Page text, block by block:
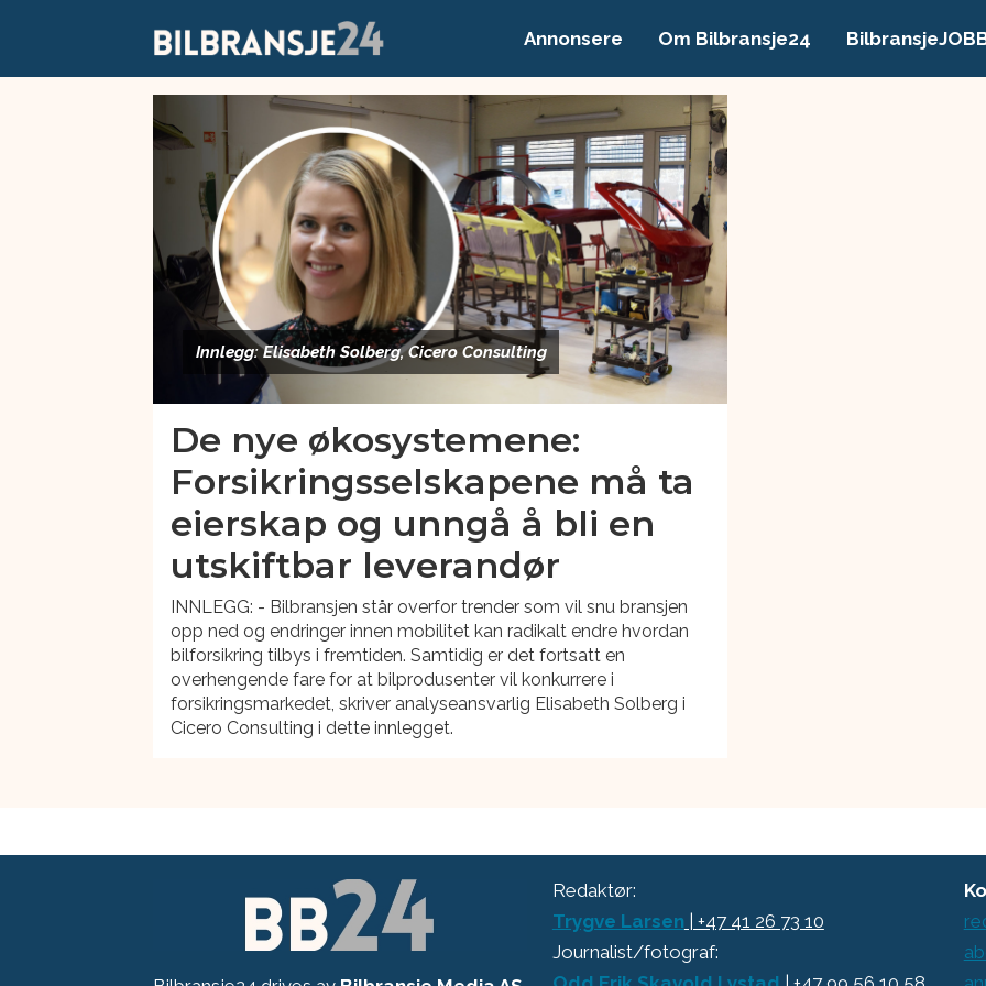
Annonsere Om Bilbransje24
consulting
Innlegg: Elisabeth Solberg, Cicero Consulting
De nye økosystemene:
Forsikringsselskapene må ta
eierskap og unngå å bli en
utskiftbar leverandør
INNLEGG: - Bilbransjen står overfor trender som vil snu bransjen
opp ned og endringer innen mobilitet kan radikalt endre hvordan
bilforsikring tilbys i fremtiden. Samtidig er det fortsatt en
overhengende fare for at bilprodusenter vil konkurrere i
forsikringsmarkedet, skriver analyseansvarlig Elisabeth Solberg i
Cicero Consulting i dette innlegget.
Redaktør:
Trygve Larsen | +47 41 26 73 10
Journalist/fotograf: